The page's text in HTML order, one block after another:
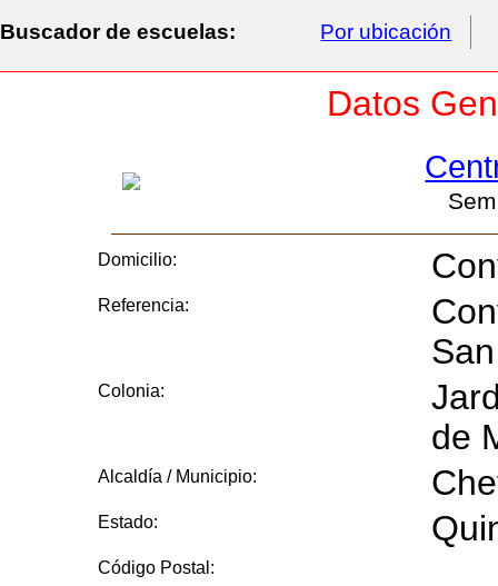
Buscador de escuelas: Por ubicación
Datos
Domicilio:
Referencia:
Colonia:
de
Alcaldía / Municipio:
Estado:
Código Postal: